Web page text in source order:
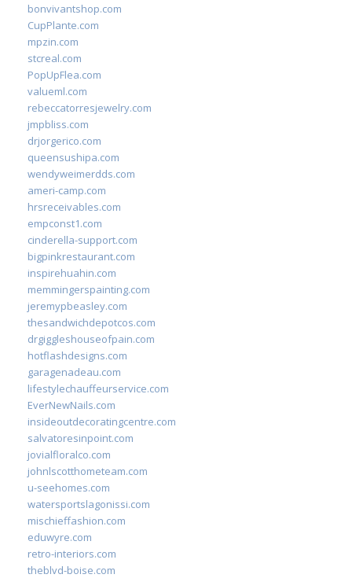
bonvivantshop.com
CupPlante.com
mpzin.com
stcreal.com
PopUpFlea.com
valueml.com
rebeccatorresjewelry.com
jmpbliss.com
drjorgerico.com
queensushipa.com
wendyweimerdds.com
ameri-camp.com
hrsreceivables.com
empconst1.com
cinderella-support.com
bigpinkrestaurant.com
inspirehuahin.com
memmingerspainting.com
jeremypbeasley.com
thesandwichdepotcos.com
drgiggleshouseofpain.com
hotflashdesigns.com
garagenadeau.com
lifestylechauffeurservice.com
EverNewNails.com
insideoutdecoratingcentre.com
salvatoresinpoint.com
jovialfloralco.com
johnlscotthometeam.com
u-seehomes.com
watersportslagonissi.com
mischieffashion.com
eduwyre.com
retro-interiors.com
theblvd-boise.com